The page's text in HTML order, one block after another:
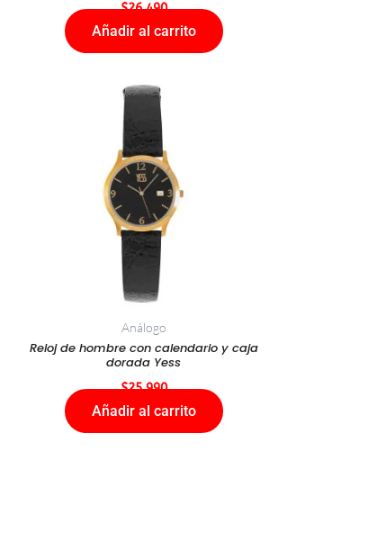
$26.490
Añadir al carrito
Análogo
Reloj de hombre con calendario y caja
dorada Yess
$25.990
Añadir al carrito